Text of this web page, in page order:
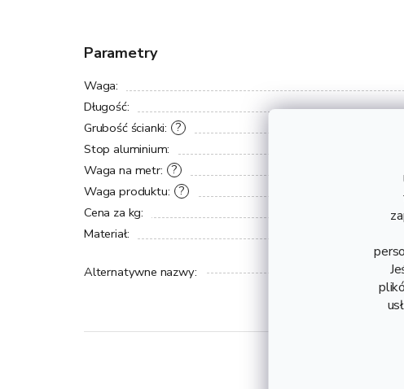
Parametry
Waga:
Długość:
?
Grubość ścianki:
Stop aluminium:
?
Waga na metr:
?
Waga produktu:
Cena za kg:
Materiał:
Alternatywne nazwy: